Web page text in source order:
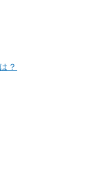
？